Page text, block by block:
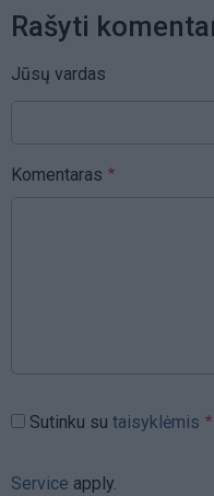
Rašyti
Jūsų vardas
Komentaras
Sutinku su taisyklėmis
Service apply.